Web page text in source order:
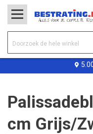
cm Grijs/